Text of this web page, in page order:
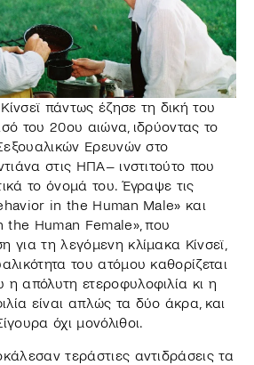
πάντως έζησε τη δική του
του 20ου αιώνα, ιδρύοντας το
Ερευνών στο
στις ΗΠΑ– ινστιτούτο που
το όνομά του. Έγραψε τις
in the Human Male» και
the Human Female», που
για τη λεγόμενη κλίμακα Κίνσεϊ,
του ατόμου καθορίζεται
απόλυτη ετεροφυλοφιλία κι η
είναι απλώς τα δύο άκρα, και
όχι μονόλιθοι.
τεράστιες αντιδράσεις τα